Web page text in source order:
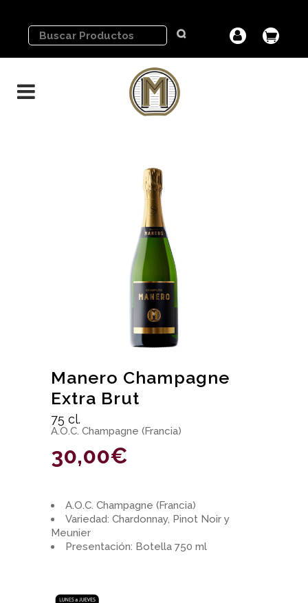
Manero Champagne
Extra Brut
75 cl.
A.O.C. Champagne (Francia)
30,00€
A.O.C. Champagne (Francia)
Variedad: Chardonnay, Pinot Noir y
Meunier
Presentación: Botella 750 ml